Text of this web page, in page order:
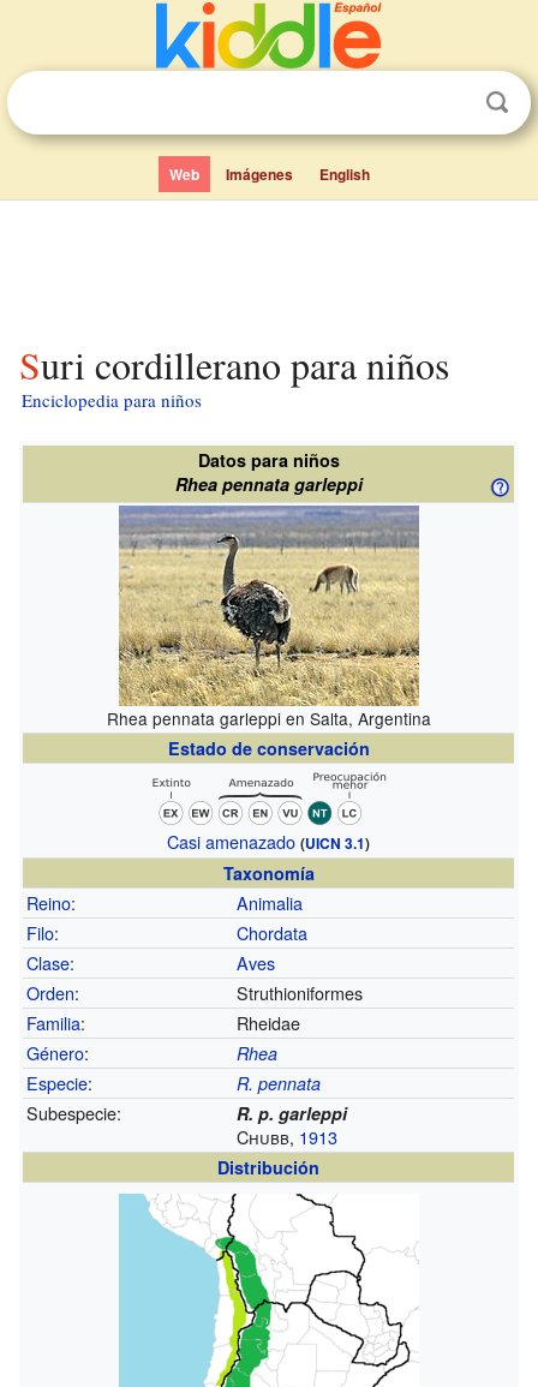
Web Imágenes English
Suri cordillerano para niños
Enciclopedia para niños
Datos para niños
Rhea pennata garleppi
Rhea pennata garleppi en Salta, Argentina
Estado de conservación
Casi amenazado (UICN 3.1)
Taxonomía
Reino:
Animalia
Filo:
Chordata
Clase:
Aves
Orden:
Struthioniformes
Familia:
Rheidae
Género: Rhea
Especie: R. pennata
Subespecie: R. p. garleppi
Chubb, 1913
Distribución